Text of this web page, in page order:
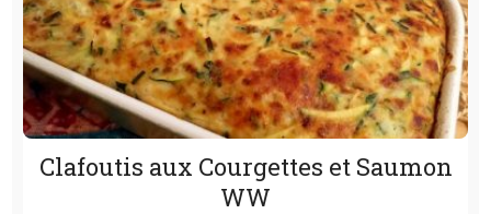
Clafoutis aux Courgettes et Saumon
WW